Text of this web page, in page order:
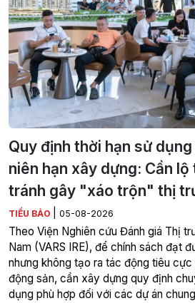
Quy định thời hạn sử
niên hạn xây dựng: Cần
tránh gây "xáo trộn" thị
TIỂU BẢO 05-08-2026
Theo Viện Nghiên cứu Đánh giá Thị
Nam (VARS IRE), để chính sách đạt
nhưng không tạo ra tác động tiêu
động sản, cần xây dựng quy định
dụng phù hợp đối với các dự án